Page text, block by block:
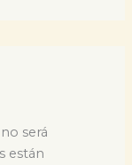
será
están